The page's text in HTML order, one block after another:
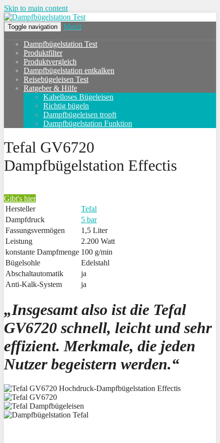
Skip to main content
Toggle navigation Menü
Dampfbügelstation Test
Produktfilter
Produktvergleich
Dampfbügelstation entkalken
Reisebügeleisen Test
Ratgeber & Hilfe
Kabelloses Bügeleisen
Richtig bügeln
Dampfbügeleisen tropft
Dampfbügelstation Funktion
Tefal GV6720
Dampfbügelstation Effectis
Gibt's hier
Hersteller
Tefal
Dampfdruck
5 bar
Fassungsvermögen
1,5 Liter
Leistung
2.200 Watt
konstante Dampfmenge 100 g/min
Bügelsohle
Edelstahl
Abschaltautomatik
ja
Anti-Kalk-System
ja
„Insgesamt also ist die Tefal
GV6720 schnell, leicht und sehr
effizient. Merkmale, die jeden
Nutzer begeistern werden.“